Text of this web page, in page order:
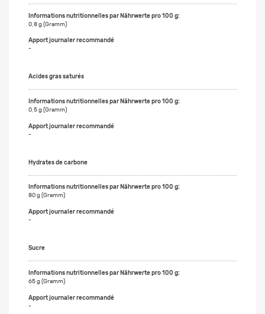
0,8 g (Gramm)
-
Acides gras saturés
0,5 g (Gramm)
-
Hydrates de carbone
80 g (Gramm)
-
Sucre
65 g (Gramm)
-